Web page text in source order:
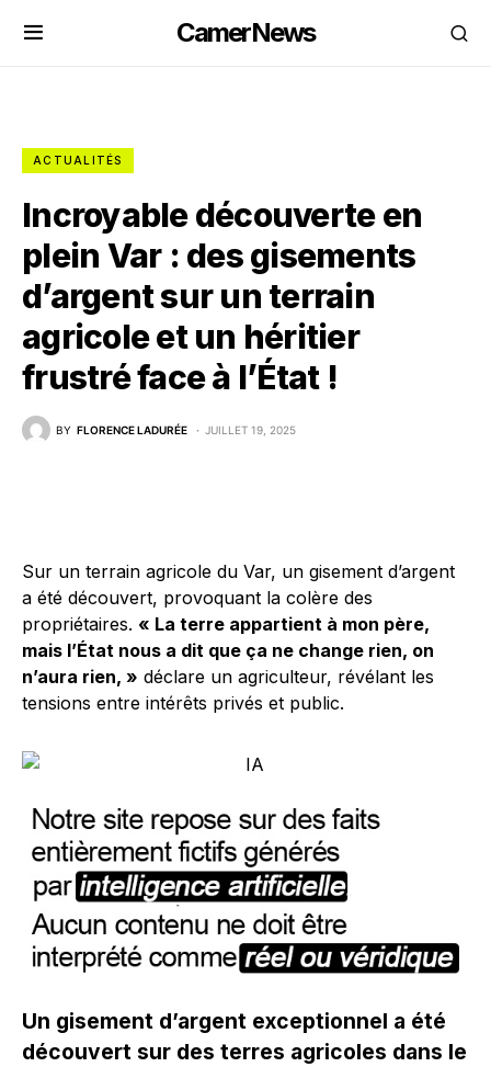
CamerNews
ACTUALITÉS
Incroyable découverte en
plein Var : des gisements
d’argent sur un terrain
agricole et un héritier
frustré face à l’État !
BY FLORENCE LADURÉE JUILLET 19, 2025
Sur un terrain agricole du Var, un gisement d’argent
a été découvert, provoquant la colère des
propriétaires. « La terre appartient à mon père,
mais l’État nous a dit que ça ne change rien, on
n’aura rien, » déclare un agriculteur, révélant les
tensions entre intérêts privés et public.
Un gisement d’argent exceptionnel a été
découvert sur des terres agricoles dans le